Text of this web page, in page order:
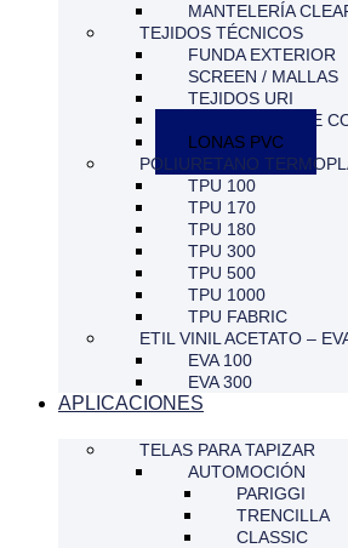
MANTELERÍA
TEJIDOS TÉCNICOS
FUNDA EXTERIOR
SCREEN / MALLAS
TEJIDOS URI
PROTECTOR DE
LONAS PVC
POLIURETANO
TPU 100
TPU 170
TPU 180
TPU 300
TPU 500
TPU 1000
TPU FABRIC
ETIL VINIL ACETATO –
EVA 100
EVA 300
APLICACIONES
TELAS PARA TAPIZAR
AUTOMOCIÓN
PARIGGI
TRENCILLA
CLASSIC